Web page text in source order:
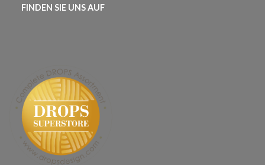
FINDEN SIE UNS AUF